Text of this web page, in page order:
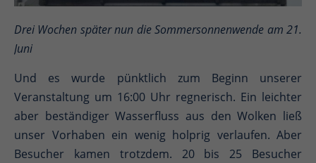
Drei Wochen später nun die Sommersonnenwende am 21.
Juni
Und es wurde pünktlich zum Beginn unserer
Veranstaltung um 16:00 Uhr regnerisch. Ein leichter
aber beständiger Wasserfluss aus den Wolken ließ
unser Vorhaben ein wenig holprig verlaufen. Aber
Besucher kamen trotzdem. 20 bis 25 Besucher